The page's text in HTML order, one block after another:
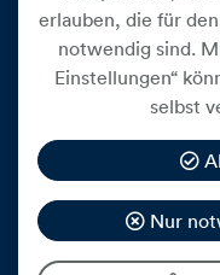
Impressum
Widerrufsbelehrung
Hinweisgeberschutz
Mein Konto
erlauben, die für
notwendig sind.
Einstellungen“
selbst
Nur